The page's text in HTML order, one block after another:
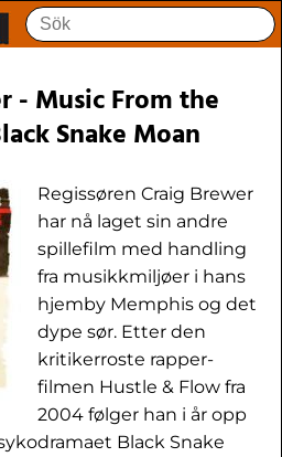
- Music From the
Snake Moan
Regissøren Craig Brewer
har nå laget sin andre
spillefilm med handling
fra musikkmiljøer i hans
hjemby Memphis og det
dype sør. Etter den
kritikerroste rapper-
filmen Hustle & Flow fra
2004 følger han i år opp
Black Snake